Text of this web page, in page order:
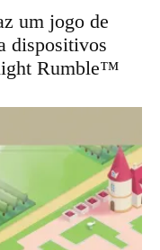
um jogo de
dispositivos
Rumble™